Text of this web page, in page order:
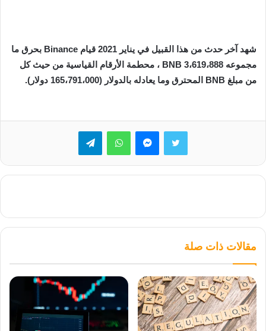
شهد آخر حدث من هذا القبيل في يناير 2021 قيام Binance بحرق ما
مجموعه 3،619،888 BNB ، محطمة الأرقام القياسية من حيث كل
من مبلغ BNB المحترق وما يعادله بالدولار (165،791،000 دولار).
تويتر ماسنجرواتساب تيلقرام
مقالات ذات صلة